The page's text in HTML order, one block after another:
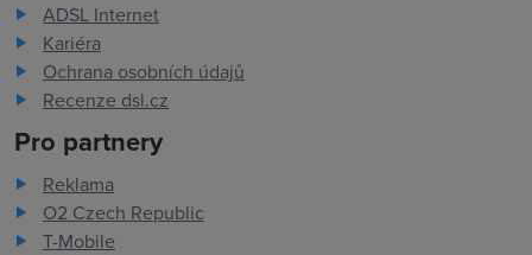
ADSL Internet
Kariéra
Ochrana osobních údajů
Recenze dsl.cz
Pro partnery
Reklama
O2 Czech Republic
T-Mobile